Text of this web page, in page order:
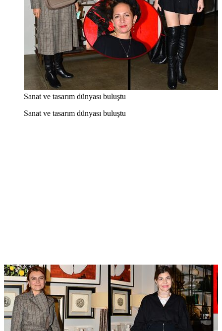
Sanat ve tasarım dünyası buluştu
Sanat ve tasarım dünyası buluştu